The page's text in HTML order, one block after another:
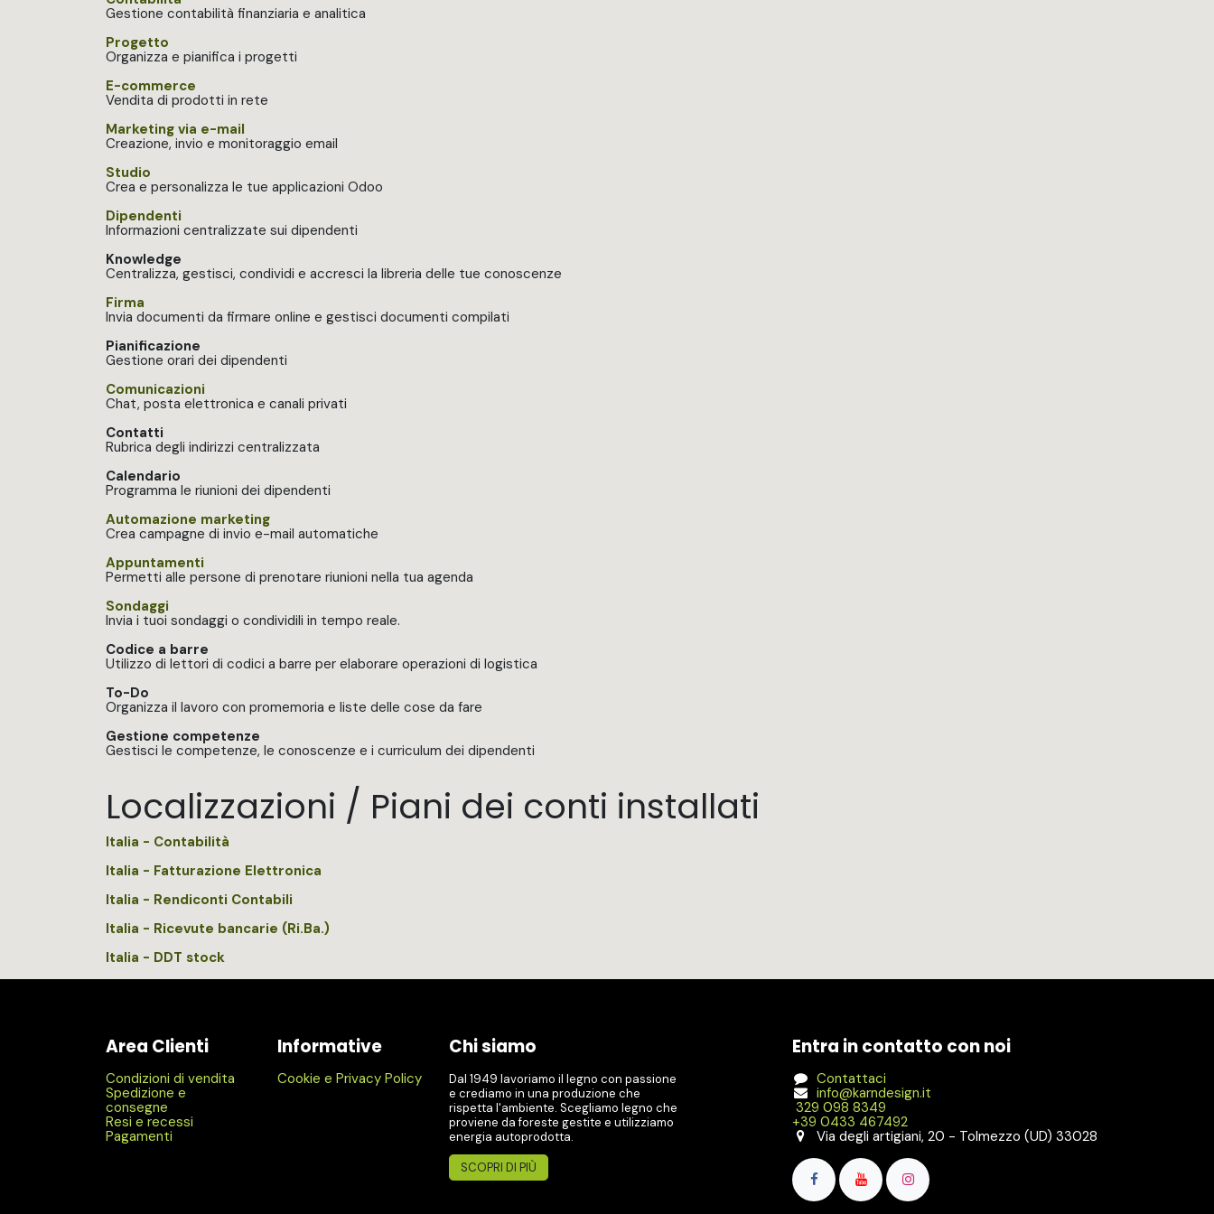
Gestione contabilità finanziaria e analitica
Progetto
Organizza e pianifica i progetti
E-commerce
Vendita di prodotti in rete
Marketing via e-mail
Creazione, invio e monitoraggio email
Studio
Crea e personalizza le tue applicazioni Odoo
Dipendenti
Informazioni centralizzate sui dipendenti
Knowledge
Centralizza, gestisci, condividi e accresci la libreria delle tue conoscenze
Firma
Invia documenti da firmare online e gestisci documenti compilati
Pianificazione
Gestione orari dei dipendenti
Comunicazioni
Chat, posta elettronica e canali privati
Contatti
Rubrica degli indirizzi centralizzata
Calendario
Programma le riunioni dei dipendenti
Automazione marketing
Crea campagne di invio e-mail automatiche
Appuntamenti
Permetti alle persone di prenotare riunioni nella tua agenda
Sondaggi
Invia i tuoi sondaggi o condividili in tempo reale.
Codice a barre
Utilizzo di lettori di codici a barre per elaborare operazioni di logistica
To-Do
Organizza il lavoro con promemoria e liste delle cose da fare
Gestione competenze
Gestisci le competenze, le conoscenze e i curriculum dei dipendenti
Localizzazioni / Piani dei conti installati
Italia - Contabilità
Italia - Fatturazione Elettronica
Italia - Rendiconti Contabili
Italia - Ricevute bancarie (Ri.Ba.)
Italia - DDT stock
Area Clienti
Condizioni di vendita
Spedizione e
consegne
Resi e recessi
Pagamenti
Informative
Cookie e Privacy Policy
Chi siamo
Dal 1949 lavoriamo il legno con passione
e crediamo in una produzione che
rispetta l'ambiente. Scegliamo legno che
proviene da foreste gestite e utilizziamo
energia autoprodotta.
SCOPRI DI PIÙ
Entra in contatto con noi
Contattaci
info@karndesign.it
329 098 8349
+39 0433 467492
Via degli artigiani, 20 - Tolmezzo (UD) 33028